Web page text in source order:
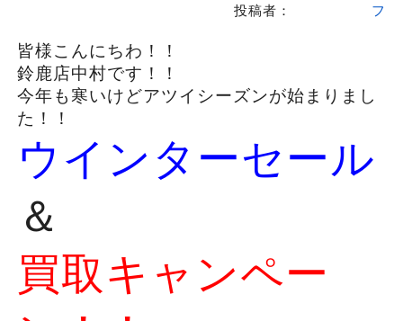
投稿者：
フ
皆様こんにちわ！！
鈴鹿店中村です！！
今年も寒いけどアツイシーズンが始まりまし
た！！
ウインターセール
＆
買取キャンペー